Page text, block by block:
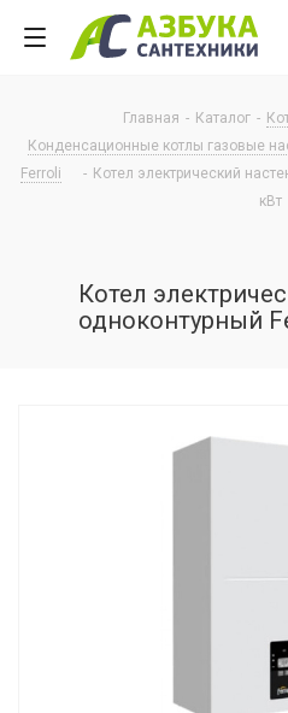
Главная - Каталог -
Конденсационные котлы газовые
Ferroli
- Котел электрический
кВт
Котел
одноконтурный